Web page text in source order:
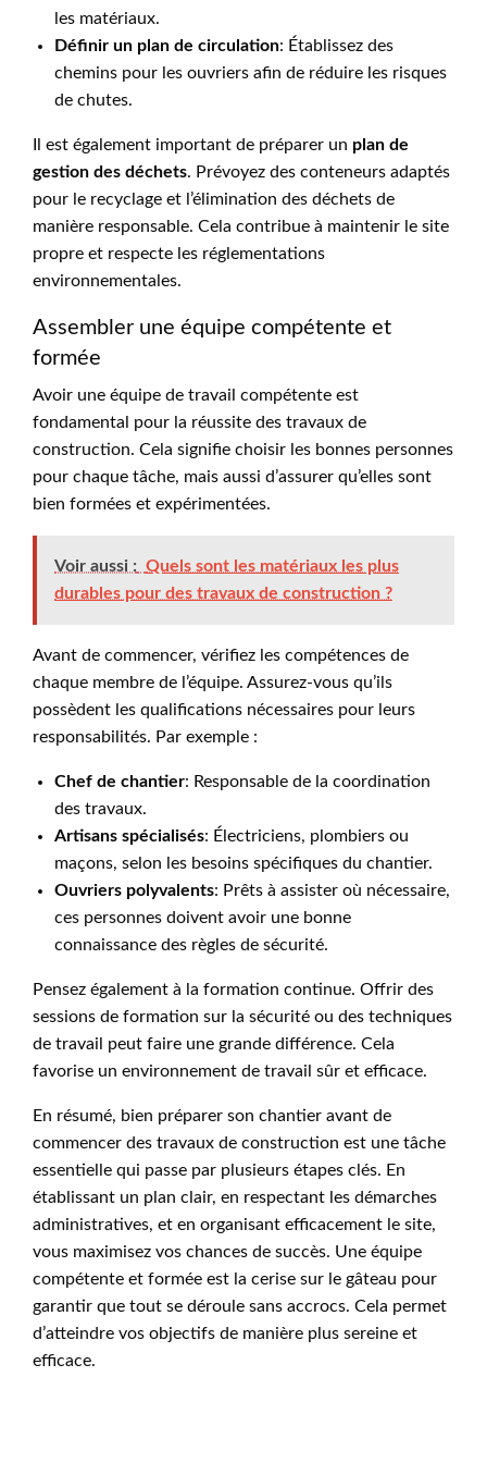
les matériaux.
Définir un plan de circulation: Établissez des
chemins pour les ouvriers afin de réduire les risques
de chutes.
Il est également important de préparer un plan de
gestion des déchets. Prévoyez des conteneurs adaptés
pour le recyclage et l’élimination des déchets de
manière responsable. Cela contribue à maintenir le site
propre et respecte les réglementations
environnementales.
Assembler une équipe compétente et
formée
Avoir une équipe de travail compétente est
fondamental pour la réussite des travaux de
construction. Cela signifie choisir les bonnes personnes
pour chaque tâche, mais aussi d’assurer qu’elles sont
bien formées et expérimentées.
Voir aussi : Quels sont les matériaux les plus
durables pour des travaux de construction ?
Avant de commencer, vérifiez les compétences de
chaque membre de l’équipe. Assurez-vous qu’ils
possèdent les qualifications nécessaires pour leurs
responsabilités. Par exemple :
Chef de chantier: Responsable de la coordination
des travaux.
Artisans spécialisés: Électriciens, plombiers ou
maçons, selon les besoins spécifiques du chantier.
Ouvriers polyvalents: Prêts à assister où nécessaire,
ces personnes doivent avoir une bonne
connaissance des règles de sécurité.
Pensez également à la formation continue. Offrir des
sessions de formation sur la sécurité ou des techniques
de travail peut faire une grande différence. Cela
favorise un environnement de travail sûr et efficace.
En résumé, bien préparer son chantier avant de
commencer des travaux de construction est une tâche
essentielle qui passe par plusieurs étapes clés. En
établissant un plan clair, en respectant les démarches
administratives, et en organisant efficacement le site,
vous maximisez vos chances de succès. Une équipe
compétente et formée est la cerise sur le gâteau pour
garantir que tout se déroule sans accrocs. Cela permet
d’atteindre vos objectifs de manière plus sereine et
efficace.